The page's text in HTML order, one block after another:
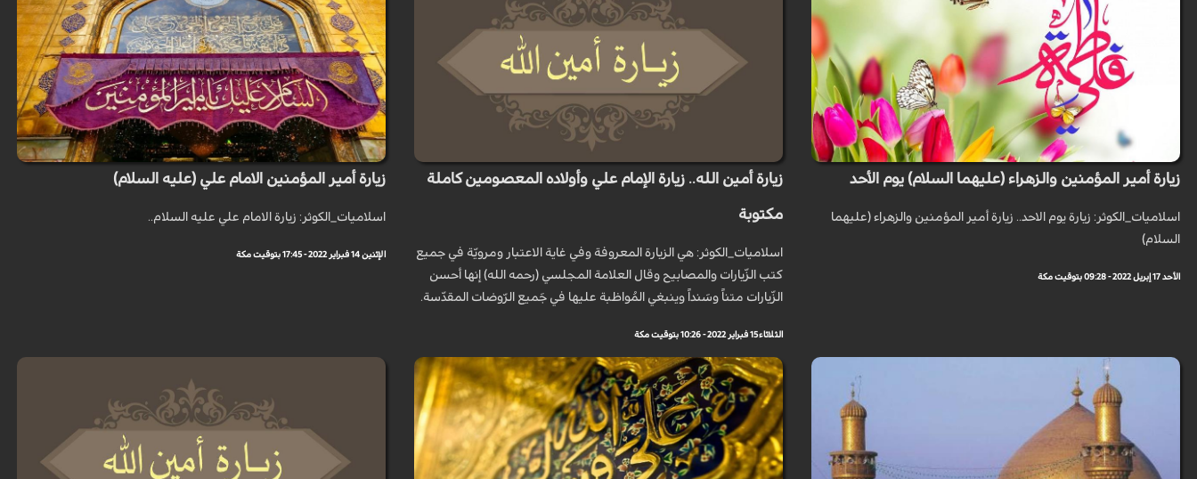
زيارة أمير المؤمنين والزهراء (عليهما السلام) يوم الأحد
اسلاميات_الكوثر: زيارة يوم الاحد.. زيارة أمير المؤمنين والزهراء (عليهما
السلام)
الأحد 17 إبريل 2022 - 09:28 بتوقيت مكة
زيارة أمين الله.. زيارة الإمام علي وأولاده المعصومين كاملة
مكتوبة
اسلاميات_الكوثر: هي الزيارة المعروفة وفي غاية الاعتبار ومرويّة في جميع
كتب الزّيارات والمصابيح وقال العلامة المجلسي (رحمه الله) إنها أحسن
الزّيارات متناً وسَنداً وينبغي المُواظبة عليها في جَميع الرّوضات المقدّسة.
الثلاثاء 15 فبراير 2022 - 10:26 بتوقيت مكة
زيارة أمير المؤمنين الامام علي (عليه السلام)
اسلاميات_الكوثر: زيارة الامام علي عليه السلام..
الإثنين 14 فبراير 2022 - 17:45 بتوقيت مكة